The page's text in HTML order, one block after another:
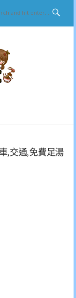
,交通,免費足湯